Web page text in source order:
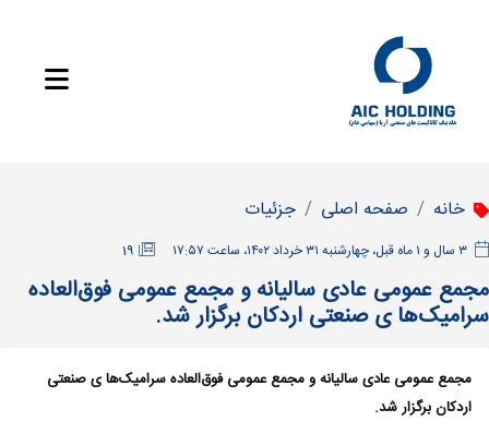
خانه صفحه اصلی جزئیات
19
مجمع عمومی عادی سالیانه و مجمع عمومی فوق‌العاده
سرامیک‌ها ی صنعتی اردکان برگزار شد.
مجمع عمومی عادی سالیانه و مجمع عمومی فوق‌العاده سرامیک‌ها ی صنعتی
اردکان برگزار شد.